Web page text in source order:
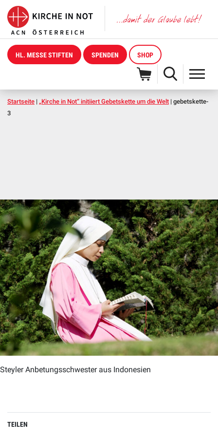
HL. MESSE STIFTEN SPENDEN SHOP
Startseite | „Kirche in Not“ initiiert Gebetskette um die Welt | gebetskette-
3
Steyler Anbetungsschwester aus Indonesien
TEILEN